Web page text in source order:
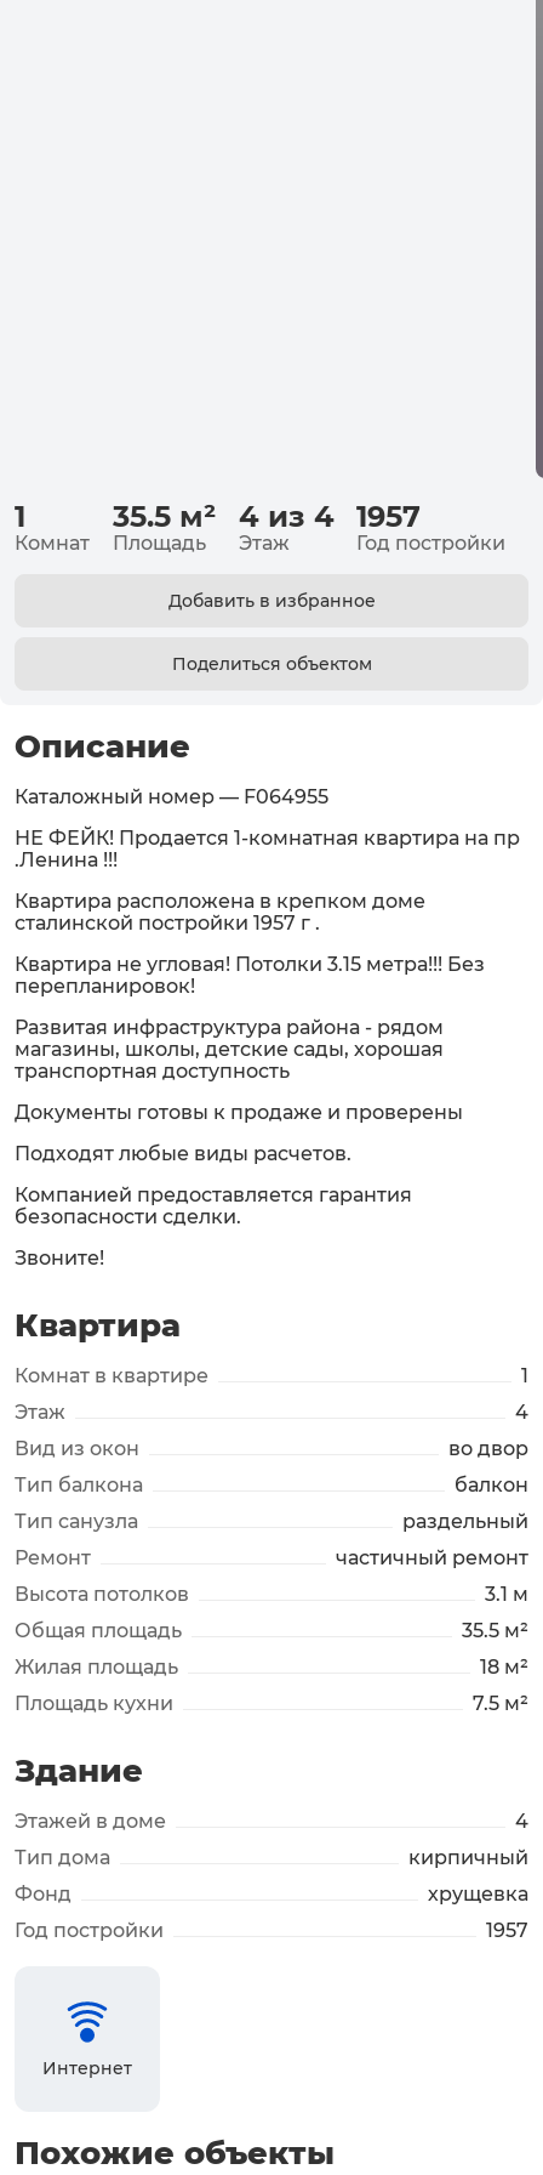
1
Комнат
35.5 м²
Площадь
4 из 4
Этаж
1957
Год постройки
Добавить в избранное
Поделиться объектом
Описание
Каталожный номер — F064955
НЕ ФЕЙК! Продается 1-комнатная квартира на пр
.Ленина !!!
Квартира расположена в крепком доме
сталинской постройки 1957 г .
Квартира не угловая! Потолки 3.15 метра!!! Без
перепланировок!
Развитая инфраструктура района - рядом
магазины, школы, детские сады, хорошая
транспортная доступность
Документы готовы к продаже и проверены
Подходят любые виды расчетов.
Компанией предоставляется гарантия
безопасности сделки.
Звоните!
Квартира
Комнат в квартире
1
Этаж
4
Вид из окон
во двор
Тип балкона
балкон
Тип санузла
раздельный
Ремонт
частичный ремонт
Высота потолков
3.1 м
Общая площадь
35.5 м²
Жилая площадь
18 м²
Площадь кухни
7.5 м²
Здание
Этажей в доме
4
Тип дома
кирпичный
Фонд
хрущевка
Год постройки
1957
Интернет
Похожие объекты